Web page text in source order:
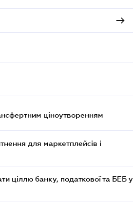
ціноутворенням
для маркетплейсів і
ціллю банку, податкової та БЕБ у